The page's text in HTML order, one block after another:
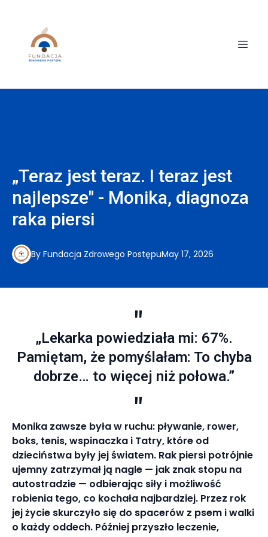
„Teraz jest teraz. I teraz jest
najlepsze" - Monika, diagnoza
raka piersi
May 17, 2026
By Fundacja Zdrowego Postępu
„Lekarka powiedziała mi: 67%.
Pamiętam, że pomyślałam: To chyba
dobrze… to więcej niż połowa.”
Monika zawsze była w ruchu: pływanie, rower,
boks, tenis, wspinaczka i Tatry, które od
dzieciństwa były jej światem. Rak piersi potrójnie
ujemny zatrzymał ją nagle — jak znak stopu na
autostradzie — odbierając siły i możliwość
robienia tego, co kochała najbardziej. Przez rok
jej życie skurczyło się do spacerów z psem i walki
o każdy oddech. Później przyszło leczenie,